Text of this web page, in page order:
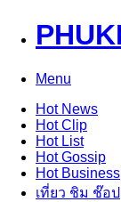
Menu
HotNews
HotClip
HotList
HotGossip
HotBusiness
เที่ยว ชิม ช๊อป